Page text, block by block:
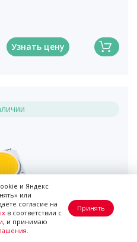
Узнать цену
и Яндекс
или
согласие на
в соответствии с
, и принимаю
.
Принять